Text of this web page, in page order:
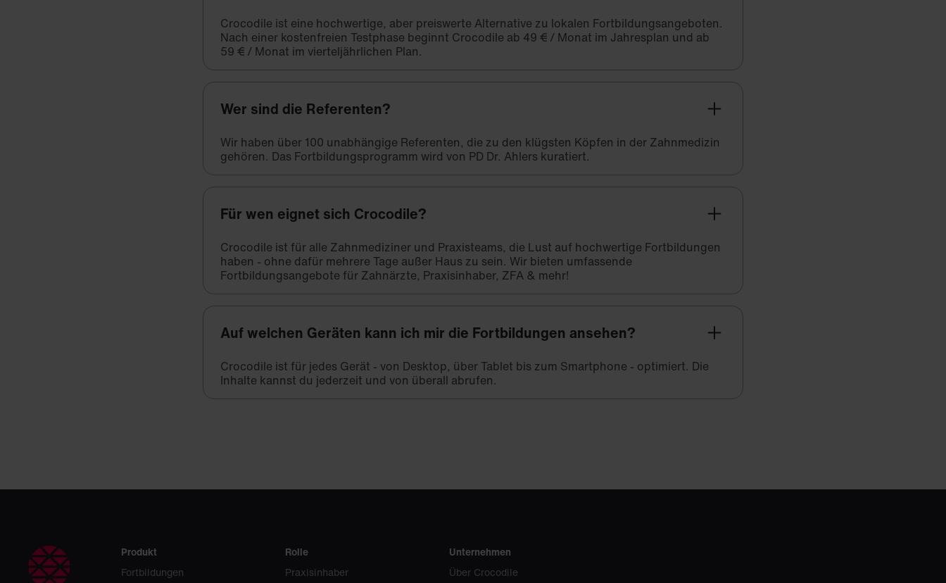
Crocodile ist eine hochwertige, aber preiswerte Alternative zu lokalen Fortbildungsangeboten.
Nach einer kostenfreien Testphase beginnt Crocodile ab 49 € / Monat im Jahresplan und ab
59 € / Monat im vierteljährlichen Plan.
Wer sind die Referenten?
Wir haben über 100 unabhängige Referenten, die zu den klügsten Köpfen in der Zahnmedizin
gehören. Das Fortbildungsprogramm wird von PD Dr. Ahlers kuratiert.
Für wen eignet sich Crocodile?
Crocodile ist für alle Zahnmediziner und Praxisteams, die Lust auf hochwertige Fortbildungen
haben - ohne dafür mehrere Tage außer Haus zu sein. Wir bieten umfassende
Fortbildungsangebote für Zahnärzte, Praxisinhaber, ZFA & mehr!
Auf welchen Geräten kann ich mir die Fortbildungen ansehen?
Crocodile ist für jedes Gerät - von Desktop, über Tablet bis zum Smartphone - optimiert. Die
Inhalte kannst du jederzeit und von überall abrufen.
Produkt
Fortbildungen
Rolle
Praxisinhaber
Unternehmen
Über Crocodile